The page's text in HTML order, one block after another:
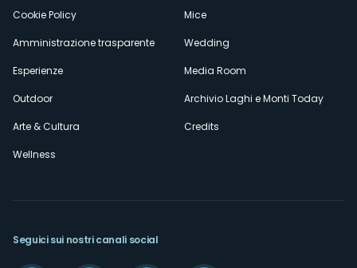
Cookie Policy
Amministrazione trasparente
Esperienze
Outdoor
Arte & Cultura
Wellness
Mice
Wedding
Media Room
Archivio Laghi e Monti Today
Credits
Seguici sui nostri canali social